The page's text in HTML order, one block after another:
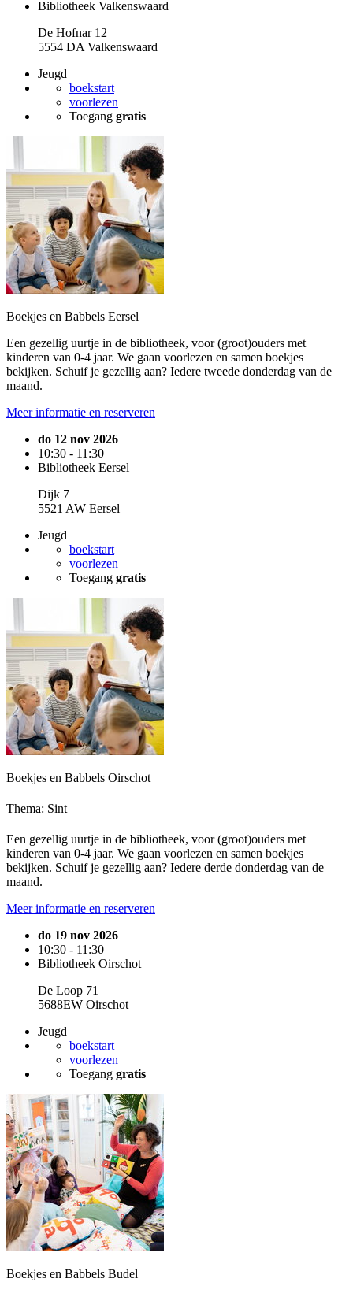
Bibliotheek Valkenswaard
De Hofnar 12
5554 DA Valkenswaard
Jeugd
boekstart
voorlezen
Toegang gratis
Boekjes en Babbels Eersel
Een gezellig uurtje in de bibliotheek, voor (groot)ouders met
kinderen van 0-4 jaar. We gaan voorlezen en samen boekjes
bekijken. Schuif je gezellig aan? Iedere tweede donderdag van de
maand.
Meer informatie en reserveren
do 12 nov 2026
10:30 - 11:30
Bibliotheek Eersel
Dijk 7
5521 AW Eersel
Jeugd
boekstart
voorlezen
Toegang gratis
Boekjes en Babbels Oirschot
Thema: Sint
Een gezellig uurtje in de bibliotheek, voor (groot)ouders met
kinderen van 0-4 jaar. We gaan voorlezen en samen boekjes
bekijken. Schuif je gezellig aan? Iedere derde donderdag van de
maand.
Meer informatie en reserveren
do 19 nov 2026
10:30 - 11:30
Bibliotheek Oirschot
De Loop 71
5688EW Oirschot
Jeugd
boekstart
voorlezen
Toegang gratis
Boekjes en Babbels Budel